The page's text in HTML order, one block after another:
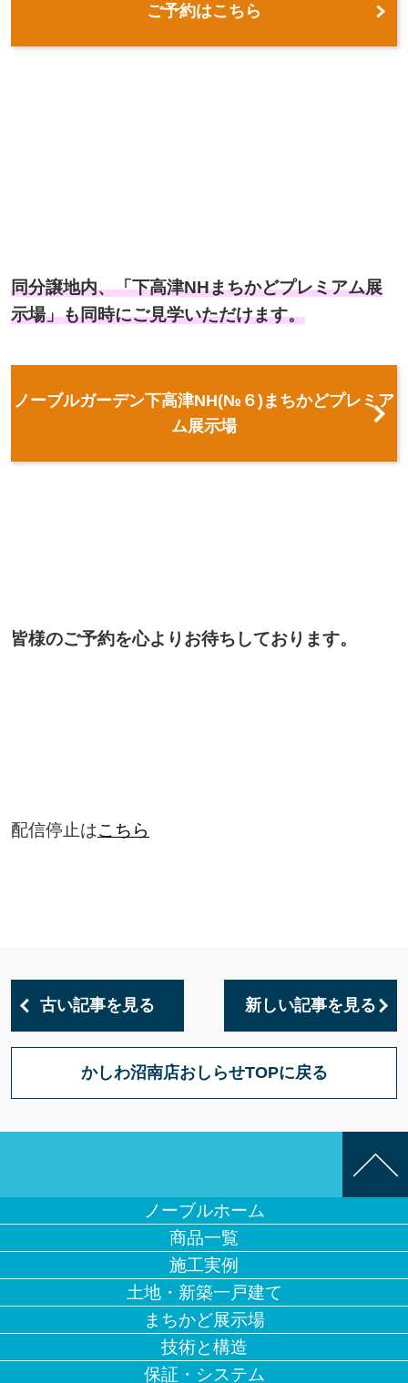
ご予約はこちら
同分譲地内、「下高津NHまちかどプレミアム展
示場」も同時にご見学いただけます。
ノーブルガーデン下高津NH(№６)まちかどプレミア
ム展示場
皆様のご予約を心よりお待ちしております。
配信停止はこちら
古い記事を見る 新しい記事を見る
かしわ沼南店おしらせTOPに戻る
ノーブルホーム
商品一覧
施工実例
土地・新築一戸建て
まちかど展示場
技術と構造
保証・システム